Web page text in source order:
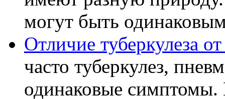
могут быть
Отличие туберкулеза
часто туберкулез,
одинаковые симптомы.